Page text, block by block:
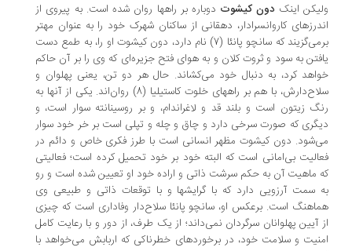
اینکدون کیشوتدوباره بر راهها روان شده است. به پیروی از
کاروانسرادار، دهقانی از ساکنان شهرک خود را به عنوان مهتر
برمی‌گزیند که سانچو پانئا (7) نام دارد، دون کیشوت او را، به طمع دست
به سود و ثروت کلان و به هوای فتح جزیره‌ای که وی را بر آن حاکم
کرد، به دنبال خود می‌کشاند. حال هر دو تن، یعنی پهلوان و
سلاح‌دارش، با هم بر راههای خلوت کاستیلیا (8) روان‌اند. یکی از آنها به
زیتون است و بلند قد و لاغراندام، و بر روسینانته سوار است، و
که صورت سرخی دارد و چاق و چله و تپلی است بر خر خود سوار
دون کیشوت مظهر انسانی است با طرز فکری خاص و دائم در
بی‌امانی است که البته خود بر خود تحمیل کرده است؛ فعالیتی
ماهیت آن به حکم سرشت ذاتی و اراده خود او تعیین شده است و رو
سمت آرزویی دارد که با گرایشها و با توقعات ذاتی و طبیعی وی
است. برعکس او، سانچو پانئا سلاح‌دار وفاداری است که چیزی
آیین پهلوانان سرگردان نمی‌داند؛ از یک طرف، از دور و با رعایت کامل
و سلامت خود، در برخوردهای خطرناکی که اربابش می‌خواهد با